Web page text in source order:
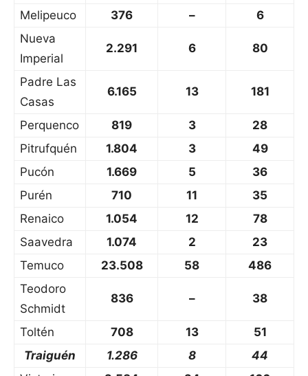
Melipeuco
376 –
6
Nueva
Imperial
2.291 6 80
Padre Las
Casas
6.165 13 181
Perquenco 819 3
28
Pitrufquén
1.804 3
49
Pucón
1.669 5
36
Purén
710 11
35
Renaico
1.054 12
78
Saavedra
1.074 2
23
Temuco
23.508 58
486
Teodoro
Schmidt
836 – 38
Toltén 708 13
51
Traiguén
1.286 8
44